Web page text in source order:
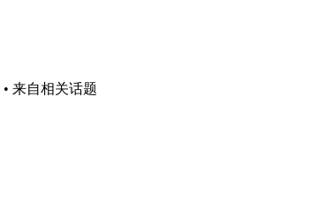
• 来自相关话题